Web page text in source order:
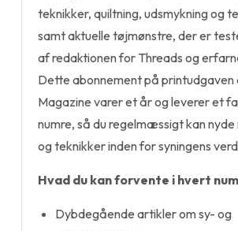
teknikker, quiltning, udsmykning og
samt aktuelle tøjmønstre, der er
af redaktionen for Threads og
Dette abonnement på printudgaven
Magazine varer et år og leverer et
numre, så du regelmæssigt kan
og teknikker inden for syningens
Hvad du kan forvente i hvert
Dybdegående artikler om sy- og